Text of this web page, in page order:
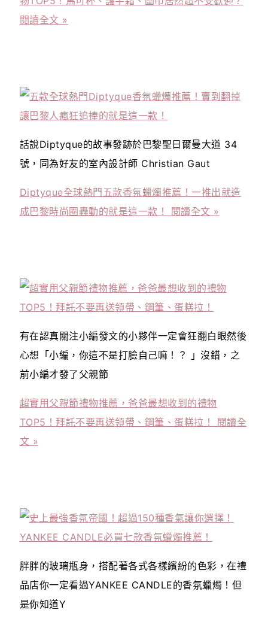
閱讀全文 »
話說Diptyque的故事發跡於巴黎聖日爾曼大道 34
號，同為好友的室內設計師 Christian Gaut
Diptyque全球熱門五款香氛蠟燭推薦！一推出就造
成巴黎時尚圈轟動的就是這一款！
閱讀全文 »
有在認真關注小編發文的小夥伴一定會狂翻白眼然後
心想「小編，你這不是打臉自己嘛！？ 」沒錯，之
前小編才發了父親節
超實用父親節禮物推薦，爸爸最想收到的禮物
TOP5！拜託不要再送領帶、鋼筆、蛋糕拉！
閱讀全
文 »
胖胖的玻璃瓶身，搭配著各式各樣繽紛的色彩，在禮
品店你一定看過YANKEE CANDLE的香氛蠟燭！但
是你知道Y